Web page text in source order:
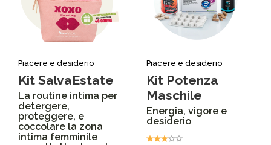
Piacere e desiderio
Kit SalvaEstate
La routine intima per
detergere,
proteggere, e
coccolare la zona
intima femminile
Piacere e desiderio
Kit Potenza
Maschile
Energia, vigore e
desiderio